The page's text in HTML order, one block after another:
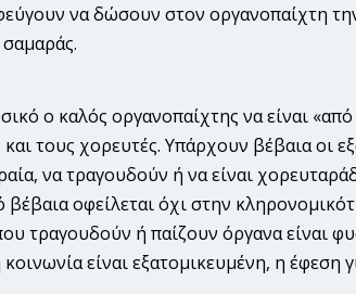
να δώσουν στον οργανοπαίχτη
ο καλός οργανοπαίχτης να είναι
και τους χορευτές. Υπάρχουν βέβαια οι
να τραγουδούν ή να είναι
βέβαια οφείλεται όχι στην
τραγουδούν ή παίζουν όργανα είναι
είναι εξατομικευμένη, η έφεση